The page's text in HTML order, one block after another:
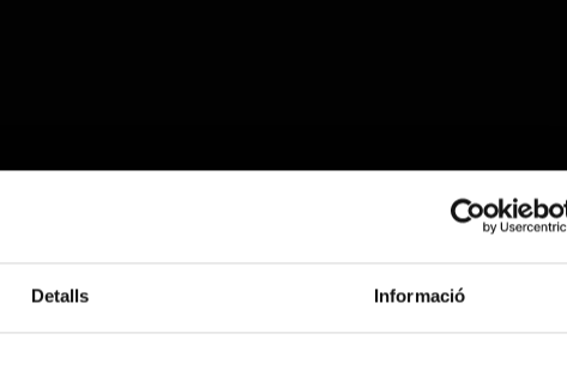
Detalls Informació
went wrong
please try again later.